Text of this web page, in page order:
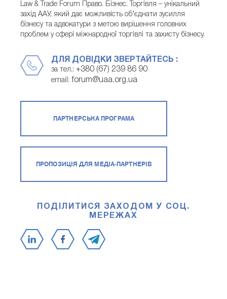
Law & Trade Forum Право. Бізнес. Торгівля – унікальний
захід ААУ, який дає можливість об’єднати зусилля
бізнесу та адвокатури з метою вирішення головних
проблем у сфері міжнародної торгівлі та захисту бізнесу.
ДЛЯ ДОВІДКИ ЗВЕРТАЙТЕСЬ :
за тел.: +380 (67) 239 86 90
email: forum@uaa.org.ua
ПАРТНЕРСЬКА ПРОГРАМА
ПРОПОЗИЦІЯ ДЛЯ МЕДІА-ПАРТНЕРІВ
ПОДІЛИТИСЯ ЗАХОДОМ У СОЦ.
МЕРЕЖАХ